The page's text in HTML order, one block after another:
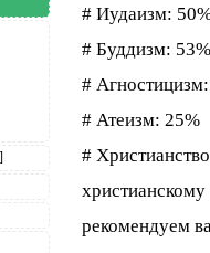
# Иудаизм:
# Буддизм:
#
# Атеизм: 25%
#
рекомендуем